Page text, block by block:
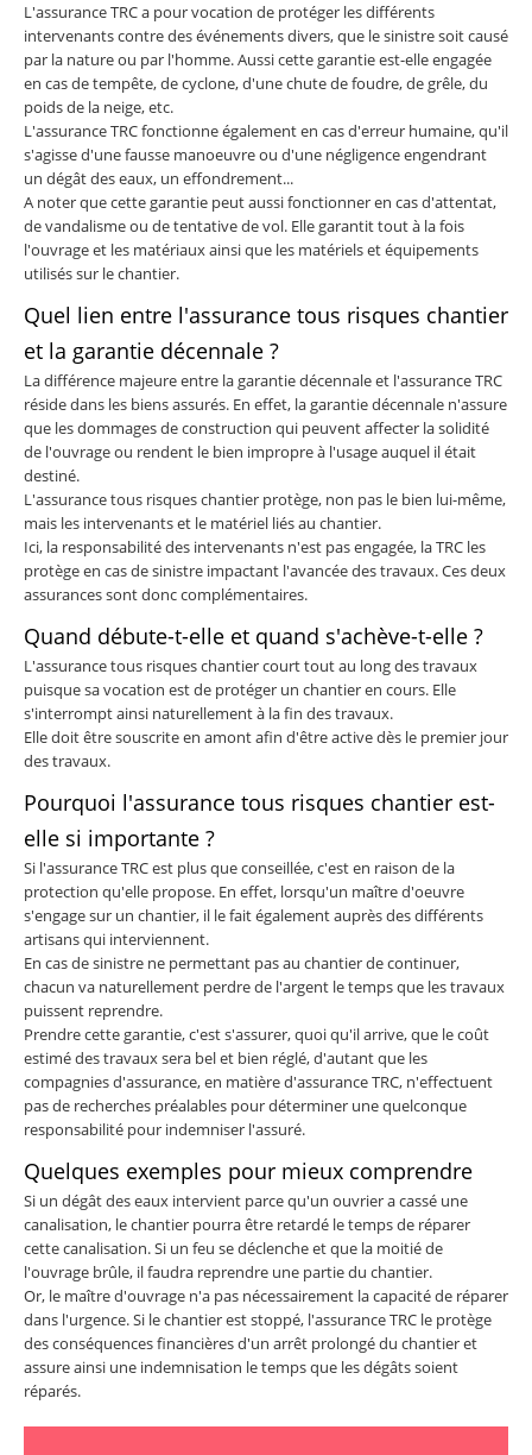
L'assurance TRC a pour vocation de protéger les différents
intervenants contre des événements divers, que le sinistre soit causé
par la nature ou par l'homme. Aussi cette garantie est-elle engagée
en cas de tempête, de cyclone, d'une chute de foudre, de grêle, du
poids de la neige, etc.
L'assurance TRC fonctionne également en cas d'erreur humaine, qu'il
s'agisse d'une fausse manoeuvre ou d'une négligence engendrant
un dégât des eaux, un effondrement...
A noter que cette garantie peut aussi fonctionner en cas d'attentat,
de vandalisme ou de tentative de vol. Elle garantit tout à la fois
l'ouvrage et les matériaux ainsi que les matériels et équipements
utilisés sur le chantier.
Quel lien entre l'assurance tous risques chantier
et la garantie décennale ?
La différence majeure entre la garantie décennale et l'assurance TRC
réside dans les biens assurés. En effet, la garantie décennale n'assure
que les dommages de construction qui peuvent affecter la solidité
de l'ouvrage ou rendent le bien impropre à l'usage auquel il était
destiné.
L'assurance tous risques chantier protège, non pas le bien lui-même,
mais les intervenants et le matériel liés au chantier.
Ici, la responsabilité des intervenants n'est pas engagée, la TRC les
protège en cas de sinistre impactant l'avancée des travaux. Ces deux
assurances sont donc complémentaires.
Quand débute-t-elle et quand s'achève-t-elle ?
L'assurance tous risques chantier court tout au long des travaux
puisque sa vocation est de protéger un chantier en cours. Elle
s'interrompt ainsi naturellement à la fin des travaux.
Elle doit être souscrite en amont afin d'être active dès le premier jour
des travaux.
Pourquoi l'assurance tous risques chantier est-
elle si importante ?
Si l'assurance TRC est plus que conseillée, c'est en raison de la
protection qu'elle propose. En effet, lorsqu'un maître d'oeuvre
s'engage sur un chantier, il le fait également auprès des différents
artisans qui interviennent.
En cas de sinistre ne permettant pas au chantier de continuer,
chacun va naturellement perdre de l'argent le temps que les travaux
puissent reprendre.
Prendre cette garantie, c'est s'assurer, quoi qu'il arrive, que le coût
estimé des travaux sera bel et bien réglé, d'autant que les
compagnies d'assurance, en matière d'assurance TRC, n'effectuent
pas de recherches préalables pour déterminer une quelconque
responsabilité pour indemniser l'assuré.
Quelques exemples pour mieux comprendre
Si un dégât des eaux intervient parce qu'un ouvrier a cassé une
canalisation, le chantier pourra être retardé le temps de réparer
cette canalisation. Si un feu se déclenche et que la moitié de
l'ouvrage brûle, il faudra reprendre une partie du chantier.
Or, le maître d'ouvrage n'a pas nécessairement la capacité de réparer
dans l'urgence. Si le chantier est stoppé, l'assurance TRC le protège
des conséquences financières d'un arrêt prolongé du chantier et
assure ainsi une indemnisation le temps que les dégâts soient
réparés.